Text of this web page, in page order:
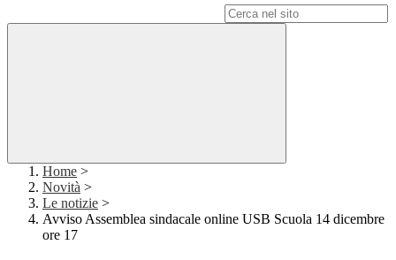
Home >
Novità >
Le notizie >
Avviso Assemblea sindacale online USB Scuola 14 dicembre
ore 17